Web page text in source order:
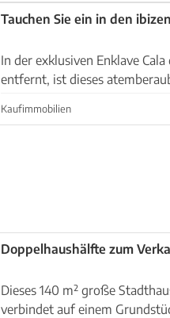
Tauchen Sie ein in den
In der exklusiven Enklave
entfernt, ist dieses
Kaufimmobilien
Doppelhaushälfte zum
Dieses 140 m² große
verbindet auf einem